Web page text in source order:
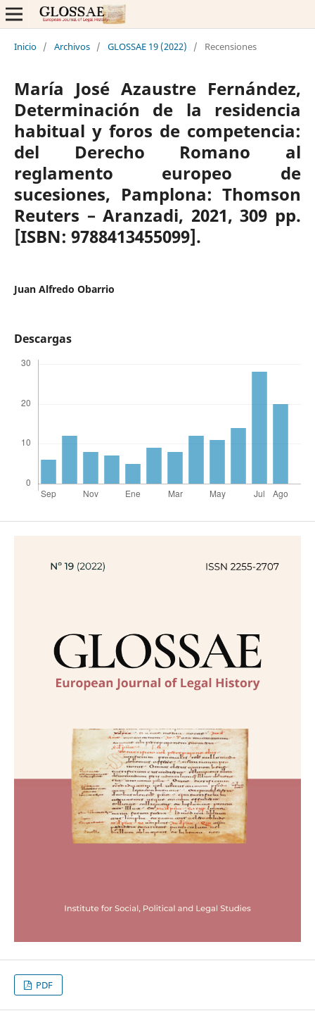
Inicio / Archivos / GLOSSAE 19 (2022) / Recensiones
María José Azaustre Fernández,
Determinación de la residencia
habitual y foros de competencia:
del Derecho Romano al
reglamento europeo de
sucesiones, Pamplona: Thomson
Reuters – Aranzadi, 2021, 309 pp.
[ISBN: 9788413455099].
Juan Alfredo Obarrio
Descargas
PDF